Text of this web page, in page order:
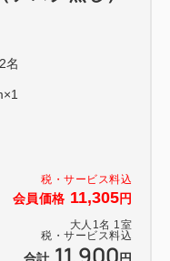
税・サービス料込
会員価格 11,305円
大人 1 名 1 室
税・サービス料込
合計 11,900円
名